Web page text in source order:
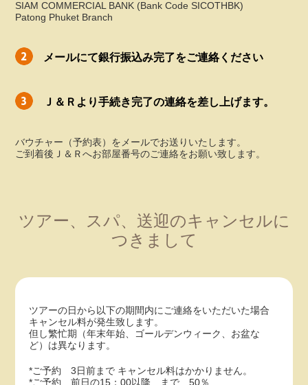
SIAM COMMERCIAL BANK (Bank Code SICOTHBK)
Patong Phuket Branch
メールにて銀行振込み完了をご連絡ください
Ｊ＆Ｒより手続き完了の連絡を差し上げます。
バウチャー（予約表）をメールでお送りいたします。
ご到着後Ｊ＆Ｒへお部屋番号のご連絡をお願い致します。
ツアー、スパ、送迎のキャンセルに
つきまして
ツアーの日から以下の期間内にご連絡をいただいた場合
キャンセル料が発生致します。
但し繁忙期（年末年始、ゴールデンウィーク、お盆な
ど）は異なります。
*ご予約 3日前まで キャンセル料はかかりません。
*ご予約 前日の15：00以降 まで 50％